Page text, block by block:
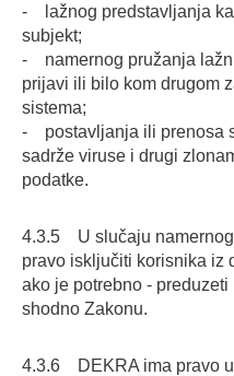
- lažnog predstavljanja
subjekt;
- namernog pružanja
prijavi ili bilo kom drugom
sistema;
- postavljanja ili prenosa
sadrže viruse i drugi
podatke.
4.3.5 U slučaju
pravo isključiti korisnika iz
ako je potrebno -
shodno Zakonu.
4.3.6 DEKRA ima pravo